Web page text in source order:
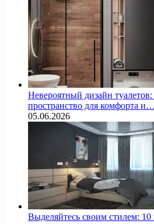
Невероятный дизайн туалетов:
пространство для комфорта и…
05.06.2026
Выделяйтесь своим стилем: